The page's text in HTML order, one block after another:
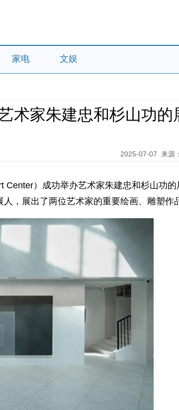
家电 文娱
术家朱建忠和杉山功的
2025-07-07 来源
）成功举办艺术家朱建忠和杉山功的
，展出了两位艺术家的重要绘画、雕塑作